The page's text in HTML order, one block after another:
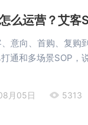
么运营？艾客
意向、首购、复购
通和多场景SOP，
月05日 5313